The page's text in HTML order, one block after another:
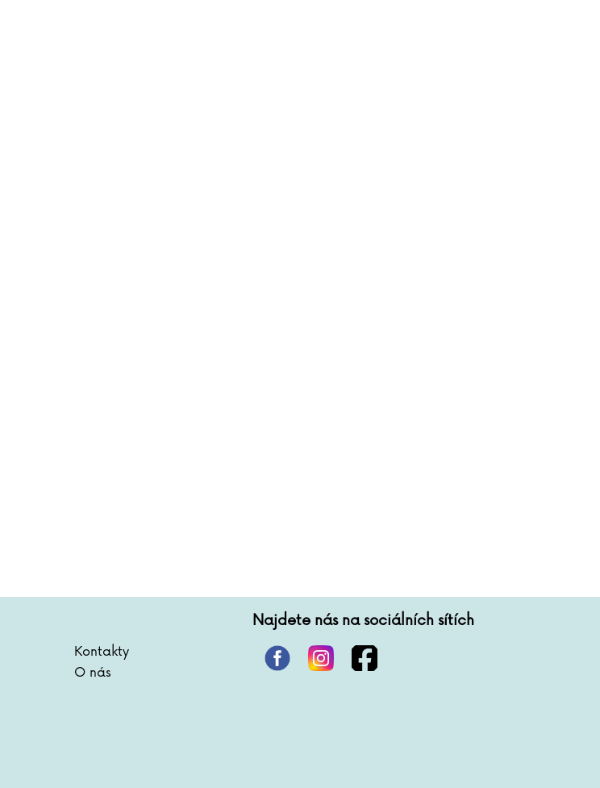
Kontakty
O nás
Najdete nás na sociálních sítích